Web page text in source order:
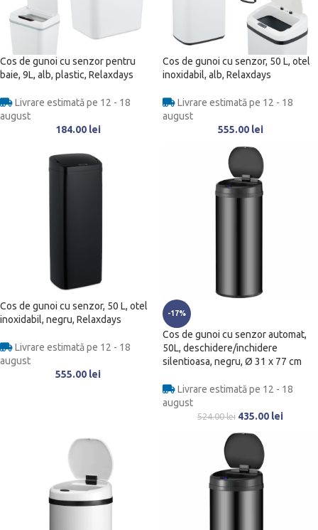
Cos de gunoi cu senzor pentru
baie, 9L, alb, plastic, Relaxdays
Livrare estimată pe 12 - 18
august
184.00 lei
Cos de gunoi cu senzor, 50 L, otel
inoxidabil, alb, Relaxdays
Livrare estimată pe 12 - 18
august
555.00 lei
Cos de gunoi cu senzor, 50 L, otel
inoxidabil, negru, Relaxdays
Livrare estimată pe 12 - 18
august
555.00 lei
-17%
Cos de gunoi cu senzor automat,
50L, deschidere/inchidere
silentioasa, negru, Ø 31 x 77 cm
Livrare estimată pe 12 - 18
august
524.00lei 435.00 lei